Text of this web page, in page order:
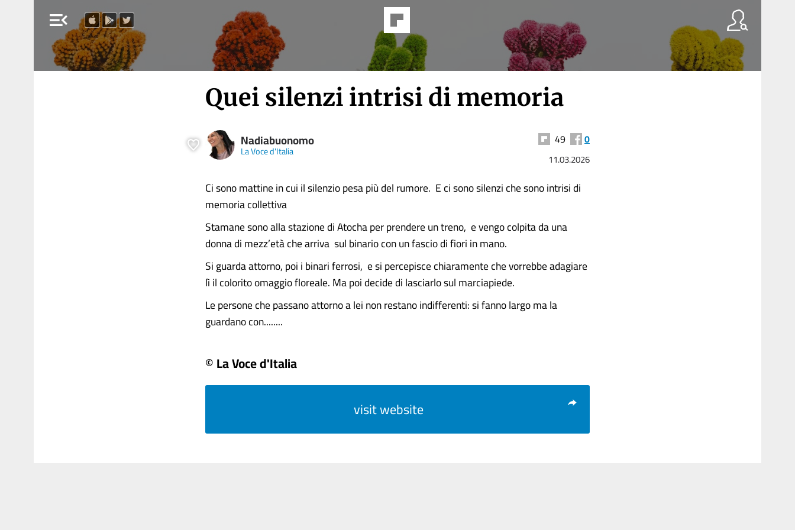
menu_open
Quei silenzi intrisi di memoria
Nadiabuonomo
La Voce d'Italia
49 0
11.03.2026
Ci sono mattine in cui il silenzio pesa più del rumore. E ci sono silenzi che sono intrisi di
memoria collettiva
Stamane sono alla stazione di Atocha per prendere un treno, e vengo colpita da una
donna di mezz’età che arriva sul binario con un fascio di fiori in mano.
Si guarda attorno, poi i binari ferrosi, e si percepisce chiaramente che vorrebbe adagiare
lì il colorito omaggio floreale. Ma poi decide di lasciarlo sul marciapiede.
Le persone che passano attorno a lei non restano indifferenti: si fanno largo ma la
guardano con........
© La Voce d'Italia
visit website